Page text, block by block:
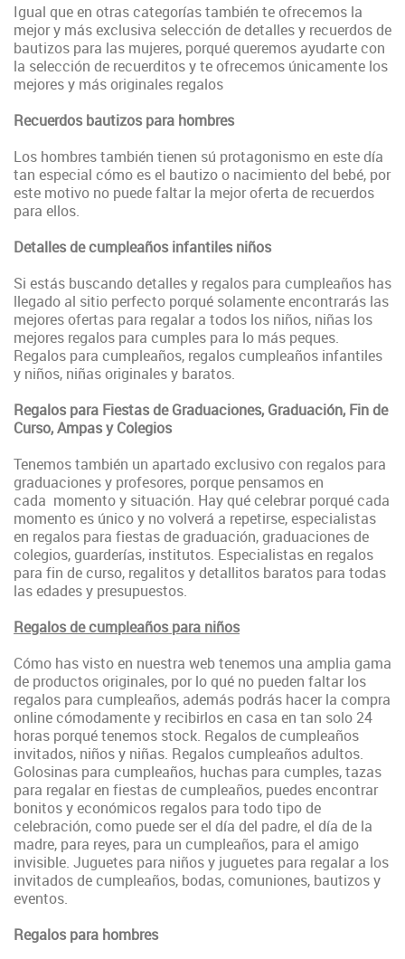
Igual que en otras categorías también te ofrecemos la
mejor y más exclusiva selección de detalles y recuerdos de
bautizos para las mujeres, porqué queremos ayudarte con
la selección de recuerditos y te ofrecemos únicamente los
mejores y más originales regalos
Recuerdos bautizos para hombres
Los hombres también tienen sú protagonismo en este día
tan especial cómo es el bautizo o nacimiento del bebé, por
este motivo no puede faltar la mejor oferta de recuerdos
para ellos.
Detalles de cumpleaños infantiles niños
Si estás buscando detalles y regalos para cumpleaños has
llegado al sitio perfecto porqué solamente encontrarás las
mejores ofertas para regalar a todos los niños, niñas los
mejores regalos para cumples para lo más peques.
Regalos para cumpleaños, regalos cumpleaños infantiles
y niños, niñas originales y baratos.
Regalos para Fiestas de Graduaciones, Graduación, Fin de
Curso, Ampas y Colegios
Tenemos también un apartado exclusivo con regalos para
graduaciones y profesores, porque pensamos en
cada momento y situación. Hay qué celebrar porqué cada
momento es único y no volverá a repetirse, especialistas
en regalos para fiestas de graduación, graduaciones de
colegios, guarderías, institutos. Especialistas en regalos
para fin de curso, regalitos y detallitos baratos para todas
las edades y presupuestos.
Regalos de cumpleaños para niños
Cómo has visto en nuestra web tenemos una amplia gama
de productos originales, por lo qué no pueden faltar los
regalos para cumpleaños, además podrás hacer la compra
online cómodamente y recibirlos en casa en tan solo 24
horas porqué tenemos stock. Regalos de cumpleaños
invitados, niños y niñas. Regalos cumpleaños adultos.
Golosinas para cumpleaños, huchas para cumples, tazas
para regalar en fiestas de cumpleaños, puedesencontrar
bonitos y económicos regalos para todo tipo de
celebración, como puede ser el día del padre, el día de la
madre, para reyes, para un cumpleaños, para el amigo
invisible. Juguetes para niños y juguetes para regalar a los
invitados de cumpleaños, bodas, comuniones, bautizos y
eventos.
Regalos para hombres